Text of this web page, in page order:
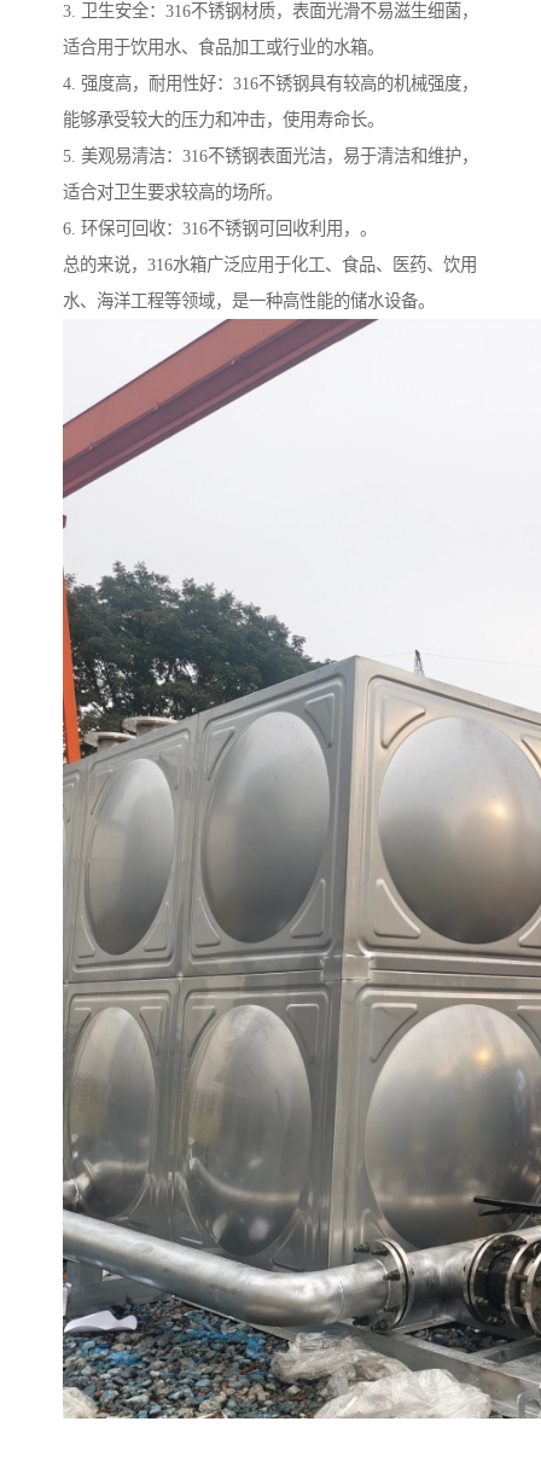
3. 卫生安全：316不锈钢材质，表面光滑不易滋生细菌，
适合用于饮用水、食品加工或行业的水箱。
4. 强度高，耐用性好：316不锈钢具有较高的机械强度，
能够承受较大的压力和冲击，使用寿命长。
5. 美观易清洁：316不锈钢表面光洁，易于清洁和维护，
适合对卫生要求较高的场所。
6. 环保可回收：316不锈钢可回收利用，。
总的来说，316水箱广泛应用于化工、食品、医药、饮用
水、海洋工程等领域，是一种高性能的储水设备。